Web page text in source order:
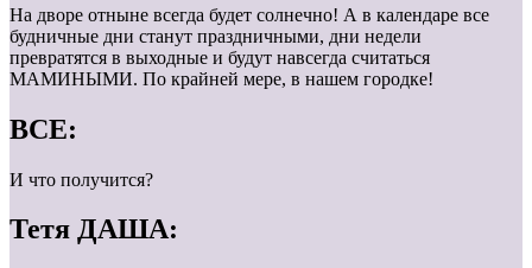
На дворе отныне всегда будет солнечно! А в календаре все
будничные дни станут праздничными, дни недели
превратятся в выходные и будут навсегда считаться
МАМИНЫМИ. По крайней мере, в нашем городке!
ВСЕ:
И что получится?
Тетя ДАША: